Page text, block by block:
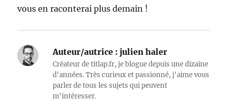
vous en raconterai plus demain !
Auteur/autrice : julien haler
Créateur de titlap.fr, je blogue depuis une dizaine
d'années. Très curieux et passionné, j'aime vous
parler de tous les sujets qui peuvent
m'intéresser.